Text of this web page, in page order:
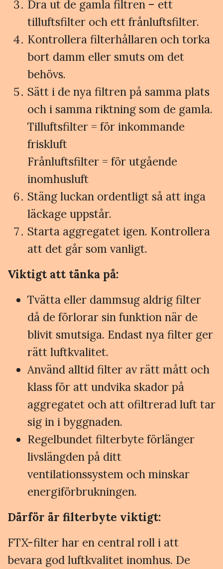
Dra ut de gamla filtren – ett
tilluftsfilter och ett frånluftsfilter.
Kontrollera filterhållaren och torka
bort damm eller smuts om det
behövs.
Sätt i de nya filtren på samma plats
och i samma riktning som de gamla.
Tilluftsfilter = för inkommande
friskluft
Frånluftsfilter = för utgående
inomhusluft
Stäng luckan ordentligt så att inga
läckage uppstår.
Starta aggregatet igen. Kontrollera
att det går som vanligt.
Viktigt att tänka på:
Tvätta eller dammsug aldrig filter
då de förlorar sin funktion när de
blivit smutsiga. Endast nya filter ger
rätt luftkvalitet.
Använd alltid filter av rätt mått och
klass för att undvika skador på
aggregatet och att ofiltrerad luft tar
sig in i byggnaden.
Regelbundet filterbyte förlänger
livslängden på ditt
ventilationssystem och minskar
energiförbrukningen.
Därför är filterbyte viktigt:
FTX-filter har en central roll i att
bevara god luftkvalitet inomhus. De